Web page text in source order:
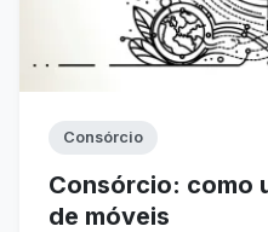
Consórcio
Consórcio: como
de móveis